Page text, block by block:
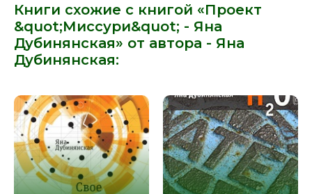
Книги схожие с книгой «Проект
&quot;Миссури&quot; - Яна
Дубинянская» от автора - Яна
Дубинянская: